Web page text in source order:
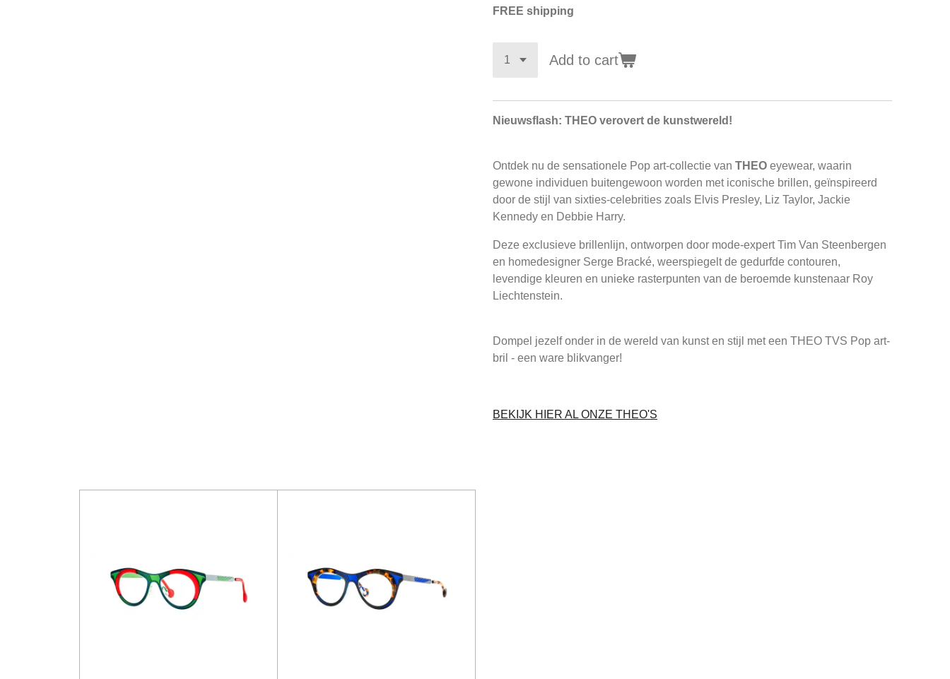
FREE shipping
Add to cart
Nieuwsflash: THEO verovert de kunstwereld!
Ontdek nu de sensationele Pop art-collectie van THEO eyewear, waarin
gewone individuen buitengewoon worden met iconische brillen, geïnspireerd
door de stijl van sixties-celebrities zoals Elvis Presley, Liz Taylor, Jackie
Kennedy en Debbie Harry.
Deze exclusieve brillenlijn, ontworpen door mode-expert Tim Van Steenbergen
en homedesigner Serge Bracké, weerspiegelt de gedurfde contouren,
levendige kleuren en unieke rasterpunten van de beroemde kunstenaar Roy
Liechtenstein.
Dompel jezelf onder in de wereld van kunst en stijl met een THEO TVS Pop art-
bril - een ware blikvanger!
BEKIJK HIER AL ONZE THEO'S